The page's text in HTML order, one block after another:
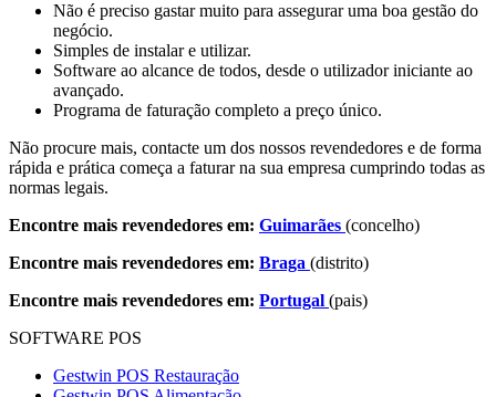
Não é preciso gastar muito para assegurar uma boa gestão do
negócio.
Simples de instalar e utilizar.
Software ao alcance de todos, desde o utilizador iniciante ao
avançado.
Programa de faturação completo a preço único.
Não procure mais, contacte um dos nossos revendedores e de forma
rápida e prática começa a faturar na sua empresa cumprindo todas as
normas legais.
Encontre mais revendedores em: Guimarães (concelho)
Encontre mais revendedores em: Braga (distrito)
Encontre mais revendedores em: Portugal (pais)
SOFTWARE POS
Gestwin POS Restauração